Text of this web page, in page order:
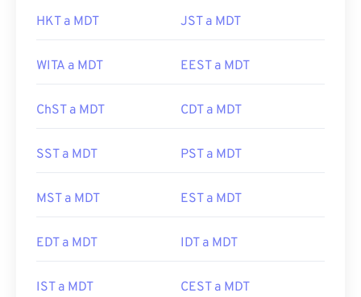
HKT a MDT JST a MDT
WITA a MDT EEST a MDT
ChST a MDT CDT a MDT
SST a MDT PST a MDT
MST a MDT EST a MDT
EDT a MDT IDT a MDT
IST a MDT CEST a MDT